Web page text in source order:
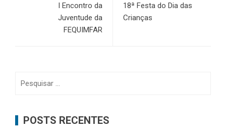
I Encontro da
Juventude da
FEQUIMFAR
18ª Festa do Dia das
Crianças
POSTS RECENTES